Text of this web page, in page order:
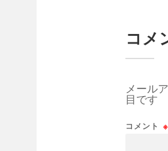
コメ
メール
目です
コメント ※